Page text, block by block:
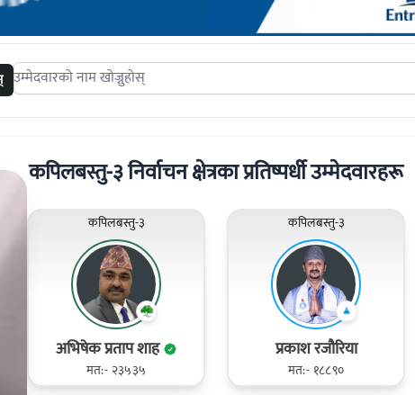
Search candidates
कपिलबस्तु-३ निर्वाचन क्षेत्रका प्रतिष्पर्धी उम्मेदवारहरू
कपिलबस्तु-३
अभिषेक प्रताप शाह
मत:- २३५३५
कपिलबस्तु-३
प्रकाश रजौरिया
मत:- १८८९०